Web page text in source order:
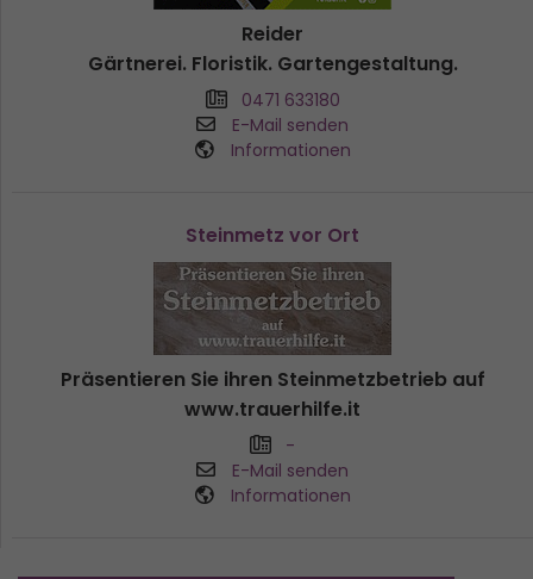
Reider
Gärtnerei. Floristik. Gartengestaltung.
0471 633180
E-Mail senden
Informationen
Steinmetz vor Ort
Präsentieren Sie ihren Steinmetzbetrieb auf
www.trauerhilfe.it
-
E-Mail senden
Informationen